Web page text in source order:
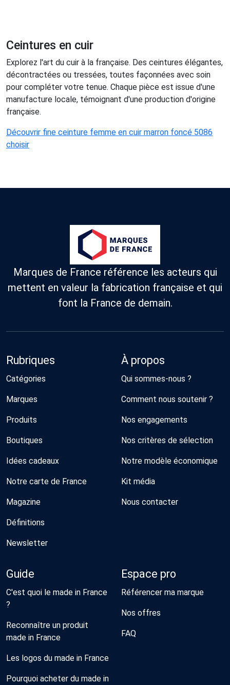
Ceintures en cuir
Explorez l'art du cuir à la française. Des ceintures élégantes,
décontractées ou tressées, toutes façonnées avec soin
pour compléter votre tenue. Chaque pièce est issue d'une
manufacture locale, témoignant d'une production d'origine
française.
Découvrir fine ceinture femme en cuir marron foncé 5086
choisir
Marques de France référence les acteurs qui
mettent en valeur la fabrication française et qui
font la France de demain.
Rubriques
Catégories
Marques
Produits
Boutiques
Idées cadeaux
Notre carte de France
Magazine
Définitions
Newsletter
À propos
Qui sommes-nous ?
Comment nous soutenir ?
Nos engagements
Nos critères de sélection
Notre modèle économique
Kit média
Nous contacter
Guide
C'est quoi le made in France
?
Reconnaître un produit
made in France
Les logos du made in France
Pourquoi acheter du made in
Espace pro
Référencer ma marque
Nos offres
FAQ